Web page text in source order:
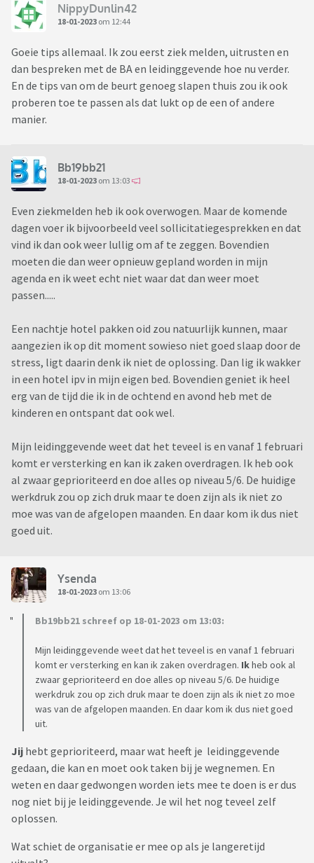
NippyDunlin42
18-01-2023 om 12:44
Goeie tips allemaal. Ik zou eerst ziek melden, uitrusten en
dan bespreken met de BA en leidinggevende hoe nu verder.
En de tips van om de beurt genoeg slapen thuis zou ik ook
proberen toe te passen als dat lukt op de een of andere
manier.
Bb19bb21
18-01-2023 om 13:03
Even ziekmelden heb ik ook overwogen. Maar de komende
dagen voer ik bijvoorbeeld veel sollicitatiegesprekken en dat
vind ik dan ook weer lullig om af te zeggen. Bovendien
moeten die dan weer opnieuw gepland worden in mijn
agenda en ik weet echt niet waar dat dan weer moet
passen.....
Een nachtje hotel pakken oid zou natuurlijk kunnen, maar
aangezien ik op dit moment sowieso niet goed slaap door de
stress, ligt daarin denk ik niet de oplossing. Dan lig ik wakker
in een hotel ipv in mijn eigen bed. Bovendien geniet ik heel
erg van de tijd die ik in de ochtend en avond heb met de
kinderen en ontspant dat ook wel.
Mijn leidinggevende weet dat het teveel is en vanaf 1 februari
komt er versterking en kan ik zaken overdragen. Ik heb ook
al zwaar geprioriteerd en doe alles op niveau 5/6. De huidige
werkdruk zou op zich druk maar te doen zijn als ik niet zo
moe was van de afgelopen maanden. En daar kom ik dus niet
goed uit.
Ysenda
18-01-2023 om 13:06
Bb19bb21 schreef op 18-01-2023 om 13:03:
Mijn leidinggevende weet dat het teveel is en vanaf 1 februari
komt er versterking en kan ik zaken overdragen. Ikheb ook al
zwaar geprioriteerd en doe alles op niveau 5/6. De huidige
werkdruk zou op zich druk maar te doen zijn als ik niet zo moe
was van de afgelopen maanden. En daar kom ik dus niet goed
uit.
Jij hebt geprioriteerd, maar wat heeft je leidinggevende
gedaan, die kan en moet ook taken bij je wegnemen. En
weten en daar gedwongen worden iets mee te doen is er dus
nog niet bij je leidinggevende. Je wil het nog teveel zelf
oplossen.
Wat schiet de organisatie er mee op als je langeretijd